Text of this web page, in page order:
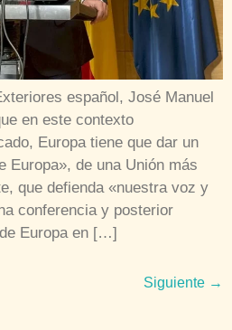
español, José Manuel
en este contexto
Europa tiene que dar un
Europa», de una Unión más
que defienda «nuestra voz y
conferencia y posterior
Europa en […]
Siguiente →